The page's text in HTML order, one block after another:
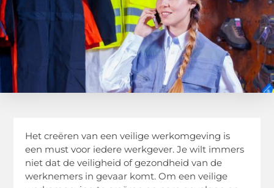
Het creëren van een veilige werkomgeving is
een must voor iedere werkgever. Je wilt immers
niet dat de veiligheid of gezondheid van de
werknemers in gevaar komt. Om een veilige